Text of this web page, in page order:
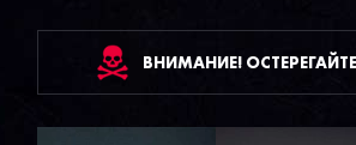
ВНИМАНИЕ!